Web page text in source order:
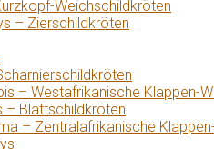
Weichschildkröten
– Zierschildkröten
– Westafrikanische Klappen-
– Blattschildkröten
– Zentralafrikanische